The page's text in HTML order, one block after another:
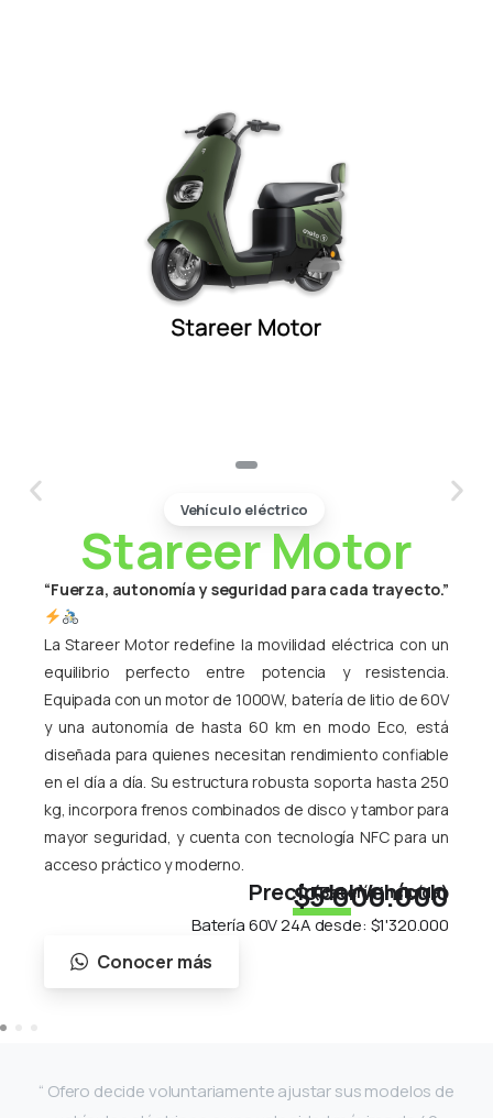
Vehículo eléctrico
Stareer Motor
“Fuerza, autonomía y seguridad para cada trayecto.”
La Stareer Motor redefine la movilidad eléctrica con un
equilibrio perfecto entre potencia y resistencia.
Equipada con un motor de 1000W, batería de litio de 60V
y una autonomía de hasta 60 km en modo Eco, está
diseñada para quienes necesitan rendimiento confiable
en el día a día. Su estructura robusta soporta hasta 250
kg, incorpora frenos combinados de disco y tambor para
mayor seguridad, y cuenta con tecnología NFC para un
acceso práctico y moderno.
Precio del Vehículo
(Batería incluída)
$5'000.000
Batería 60V 24A desde: $1'320.000
Conocer más
“ Ofero decide voluntariamente ajustar sus modelos de